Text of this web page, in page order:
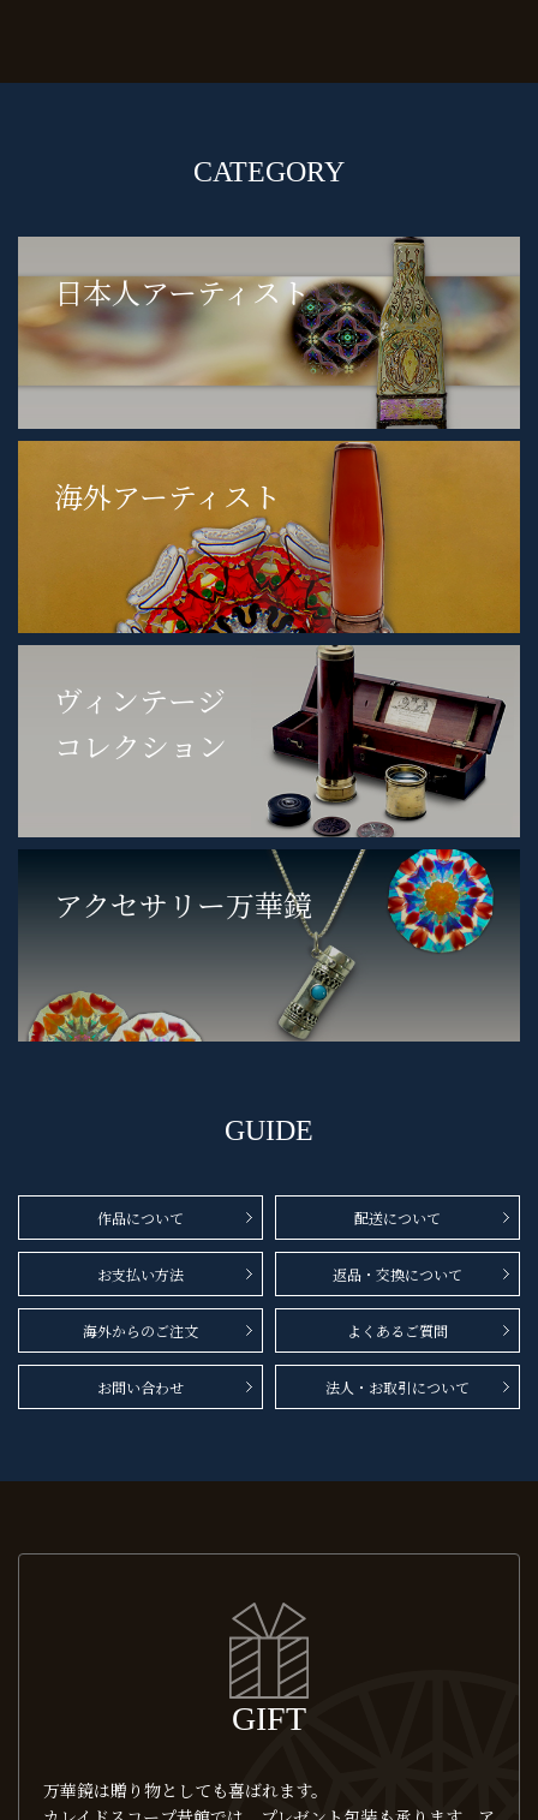
CATEGORY
日本人アーティスト
海外アーティスト
ヴィンテージ
コレクション
アクセサリー万華鏡
GUIDE
作品について 配送について
お支払い方法 返品・交換について
海外からのご注文 よくあるご質問
お問い合わせ 法人・お取引について
GIFT
万華鏡は贈り物としても喜ばれます。